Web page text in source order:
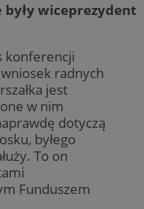
były wiceprezydent
konferencji
radnych
jest
w nim
dotyczą
byłego
To on
Funduszem